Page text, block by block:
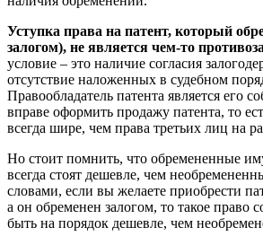
Уступка права на патент, который
залогом), не является чем-то
условие – это наличие согласия
отсутствие наложенных в судебном
Правообладатель патента является его
вправе оформить продажу патента, то
всегда шире, чем права третьих лиц на
Но стоит помнить, что обремененные
всегда стоят дешевле, чем
словами, если вы желаете приобрести
а он обременен залогом, то такое право
быть на порядок дешевле, чем